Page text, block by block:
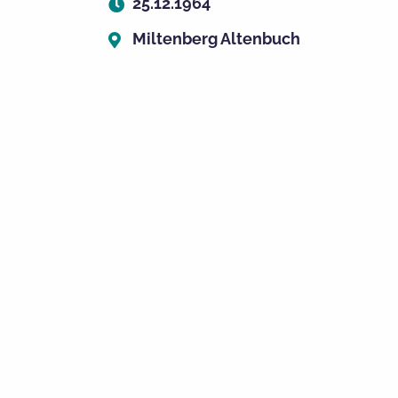
Miltenberg Altenbuch